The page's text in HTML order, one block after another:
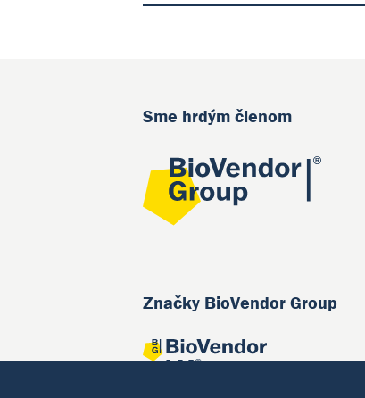
Sme hrdým členom
Značky BioVendor Group